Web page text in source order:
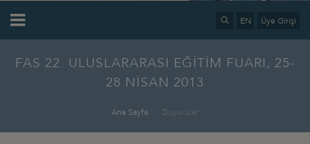
EN Üye Girişi
FAS 22. ULUSLARARASI EĞİTİM FUARI, 25-
28 NİSAN 2013
Ana Sayfa Duyurular